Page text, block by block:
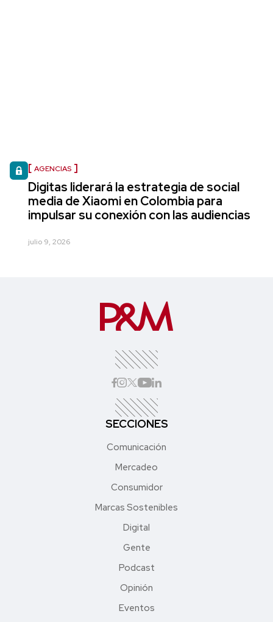
AGENCIAS
Digitas liderará la estrategia de social
media de Xiaomi en Colombia para
impulsar su conexión con las audiencias
julio 9, 2026
SECCIONES
Comunicación
Mercadeo
Consumidor
Marcas Sostenibles
Digital
Gente
Podcast
Opinión
Eventos